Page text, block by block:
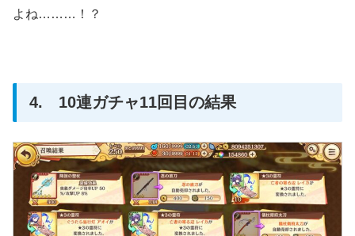
よね………！？
4. 10連ガチャ11回目の結果